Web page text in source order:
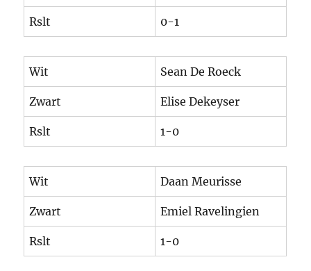
Rslt 0-1
Wit Sean De Roeck
Zwart Elise Dekeyser
Rslt 1-0
Wit Daan Meurisse
Zwart Emiel Ravelingien
Rslt 1-0